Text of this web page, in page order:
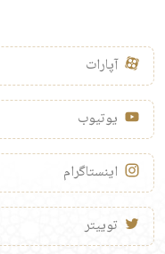
آپارات
یوتیوب
اینستاگرام
توییتر